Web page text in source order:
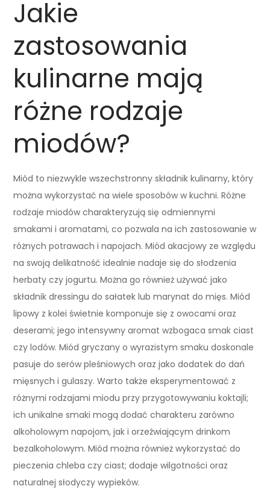
Jakie
zastosowania
kulinarne mają
różne rodzaje
miodów?
Miód to niezwykle wszechstronny składnik kulinarny, który
można wykorzystać na wiele sposobów w kuchni. Różne
rodzaje miodów charakteryzują się odmiennymi
smakami i aromatami, co pozwala na ich zastosowanie w
różnych potrawach i napojach. Miód akacjowy ze względu
na swoją delikatność idealnie nadaje się do słodzenia
herbaty czy jogurtu. Można go również używać jako
składnik dressingu do sałatek lub marynat do mięs. Miód
lipowy z kolei świetnie komponuje się z owocami oraz
deserami; jego intensywny aromat wzbogaca smak ciast
czy lodów. Miód gryczany o wyrazistym smaku doskonale
pasuje do serów pleśniowych oraz jako dodatek do dań
mięsnych i gulaszy. Warto także eksperymentować z
różnymi rodzajami miodu przy przygotowywaniu koktajli;
ich unikalne smaki mogą dodać charakteru zarówno
alkoholowym napojom, jak i orzeźwiającym drinkom
bezalkoholowym. Miód można również wykorzystać do
pieczenia chleba czy ciast; dodaje wilgotności oraz
naturalnej słodyczy wypieków.